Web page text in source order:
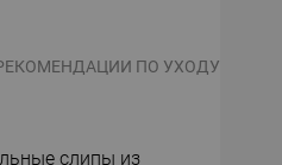
ПО УХОДУ
слипы из